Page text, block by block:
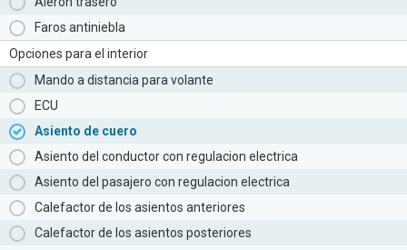
Faros antiniebla
Opciones para el interior
Mando a distancia para volante
ECU
Asiento de cuero
Asiento del conductor con regulacion electrica
Asiento del pasajero con regulacion electrica
Calefactor de los asientos anteriores
Calefactor de los asientos posteriores